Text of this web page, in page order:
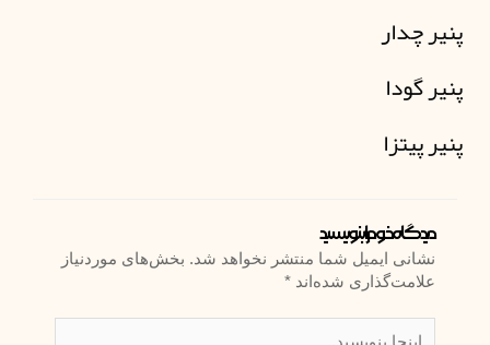
پنیر چدار
پنیر گودا
پنیر پیتزا
دیدگاه‌ خود را بنویسید
نشانی ایمیل شما منتشر نخواهد شد. بخش‌های موردنیاز
علامت‌گذاری شده‌اند *